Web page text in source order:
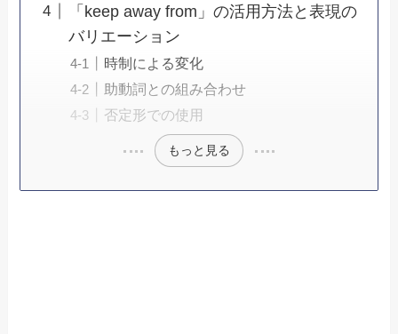
「keep away from」の活用方法と表現の
バリエーション
時制による変化
助動詞との組み合わせ
否定形での使用
もっと見る